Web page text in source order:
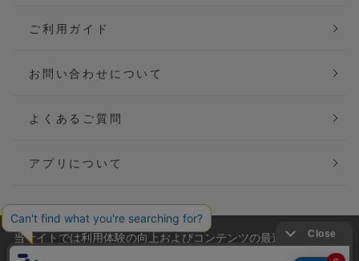
ご利用ガイド
お問い合わせについて
よくあるご質問
アプリについて
会社概要
当サイトでは利用体験の向上およびコンテンツの最適な提供、ト
ラフィックの分析を目的としてCookieを使用しています。